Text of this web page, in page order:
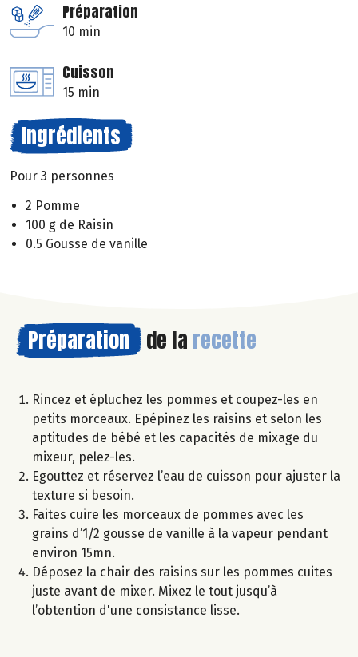
Préparation
10 min
Cuisson
15 min
Ingrédients
Pour 3 personnes
2 Pomme
100 g de Raisin
0.5 Gousse de vanille
Préparation de la recette
Rincez et épluchez les pommes et coupez-les en
petits morceaux. Epépinez les raisins et selon les
aptitudes de bébé et les capacités de mixage du
mixeur, pelez-les.
Egouttez et réservez l’eau de cuisson pour ajuster la
texture si besoin.
Faites cuire les morceaux de pommes avec les
grains d’1/2 gousse de vanille à la vapeur pendant
environ 15mn.
Déposez la chair des raisins sur les pommes cuites
juste avant de mixer. Mixez le tout jusqu’à
l’obtention d'une consistance lisse.